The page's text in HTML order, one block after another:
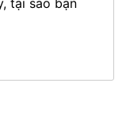
tại sao bạn